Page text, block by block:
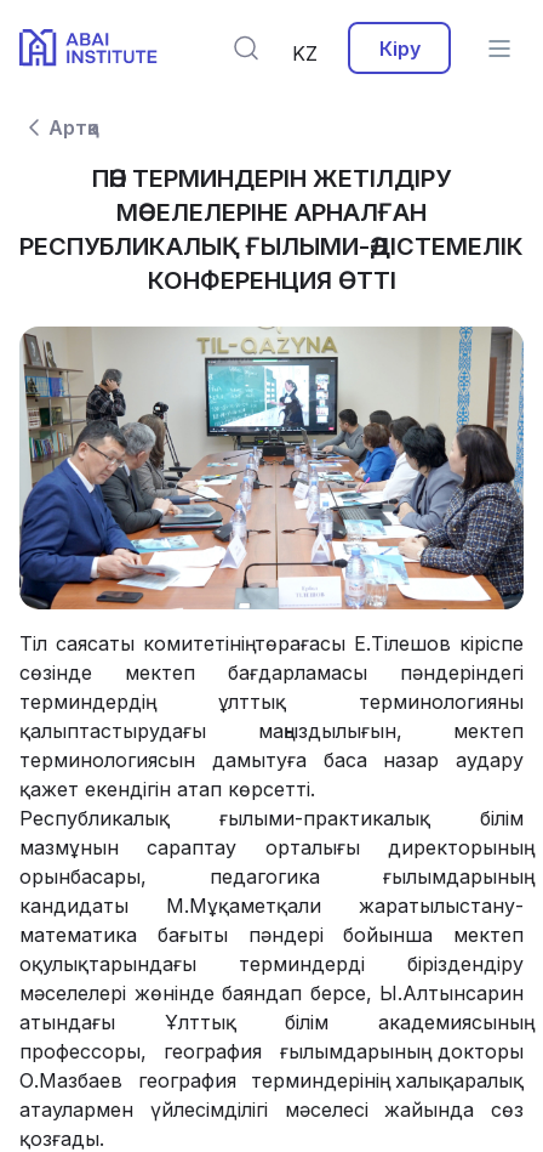
KZ Кіру
Артқа
ПӘН ТЕРМИНДЕРІН ЖЕТІЛДІРУ
МӘСЕЛЕЛЕРІНЕ АРНАЛҒАН
РЕСПУБЛИКАЛЫҚ ҒЫЛЫМИ-ӘДІСТЕМЕЛІК
КОНФЕРЕНЦИЯ ӨТТІ
Тіл саясаты комитетінің төрағасы Е.Тілешов кіріспе
сөзінде мектеп бағдарламасы пәндеріндегі
терминдердің ұлттық терминологияны
қалыптастырудағы маңыздылығын, мектеп
терминологиясын дамытуға баса назар аудару
қажет екендігін атап көрсетті.
Республикалық ғылыми-практикалық білім
мазмұнын сараптау орталығы директорының
орынбасары, педагогика ғылымдарының
кандидаты М.Мұқаметқали жаратылыстану-
математика бағыты пәндері бойынша мектеп
оқулықтарындағы терминдерді біріздендіру
мәселелері жөнінде баяндап берсе, Ы.Алтынсарин
атындағы Ұлттық білім академиясының
профессоры, география ғылымдарының докторы
О.Мазбаев география терминдерінің халықаралық
атаулармен үйлесімділігі мәселесі жайында сөз
қозғады.